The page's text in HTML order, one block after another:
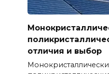
отличия и выбор